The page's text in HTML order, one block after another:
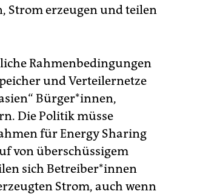
Strom erzeugen und teilen
Rahmenbedingungen
und Verteilernetze
Bürger*innen,
Die Politik müsse
für Energy Sharing
von überschüssigem
sich Be­trei­be­r*in­nen
Strom, auch wenn